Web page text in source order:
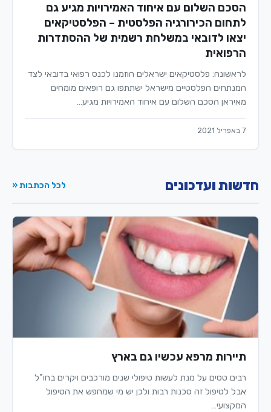
הסכם השלום עם איחוד האמירויות מגיע גם
לתחום הכירורגיה הפלסטית – הפלסטיקאים
יצאו לדובאי במשלחת רשמית של ההסתדרות
הרפואית
לראשונה: פלסטיקאים ישראלים הוזמנו לכנס רפואי בדובאי לצד
המנתחים הפלסטיים מישראל ישתתפו גם רופאים מומחים
מאיראן הסכם השלום עם איחוד האמירויות מגיע…
7 באפריל 2021
חדשות ועדכונים לכל הכתבות «
תיירות מרפא עכשיו גם בארץ
רבים טסים על מנת לעשות טיפולי שנים מורכבים ויקרים בחו"ל
אבל לטיפול זה סכנות רבות ולכן יש מי שמחפש את הטיפול
המקצועי…